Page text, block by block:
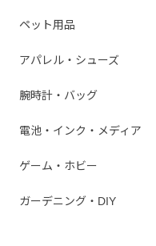
ペット用品
アパレル・シューズ
腕時計・バッグ
電池・インク・メディア
ゲーム・ホビー
ガーデニング・DIY